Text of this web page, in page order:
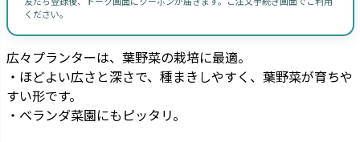
ください。
広々プランターは、葉野菜の栽培に最適。
・ほどよい広さと深さで、種まきしやすく、葉野菜が育ちや
すい形です。
・ベランダ菜園にもピッタリ。